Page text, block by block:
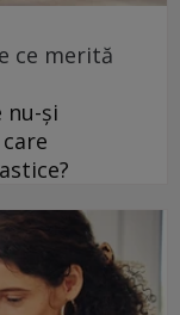
ce merită
nu-și